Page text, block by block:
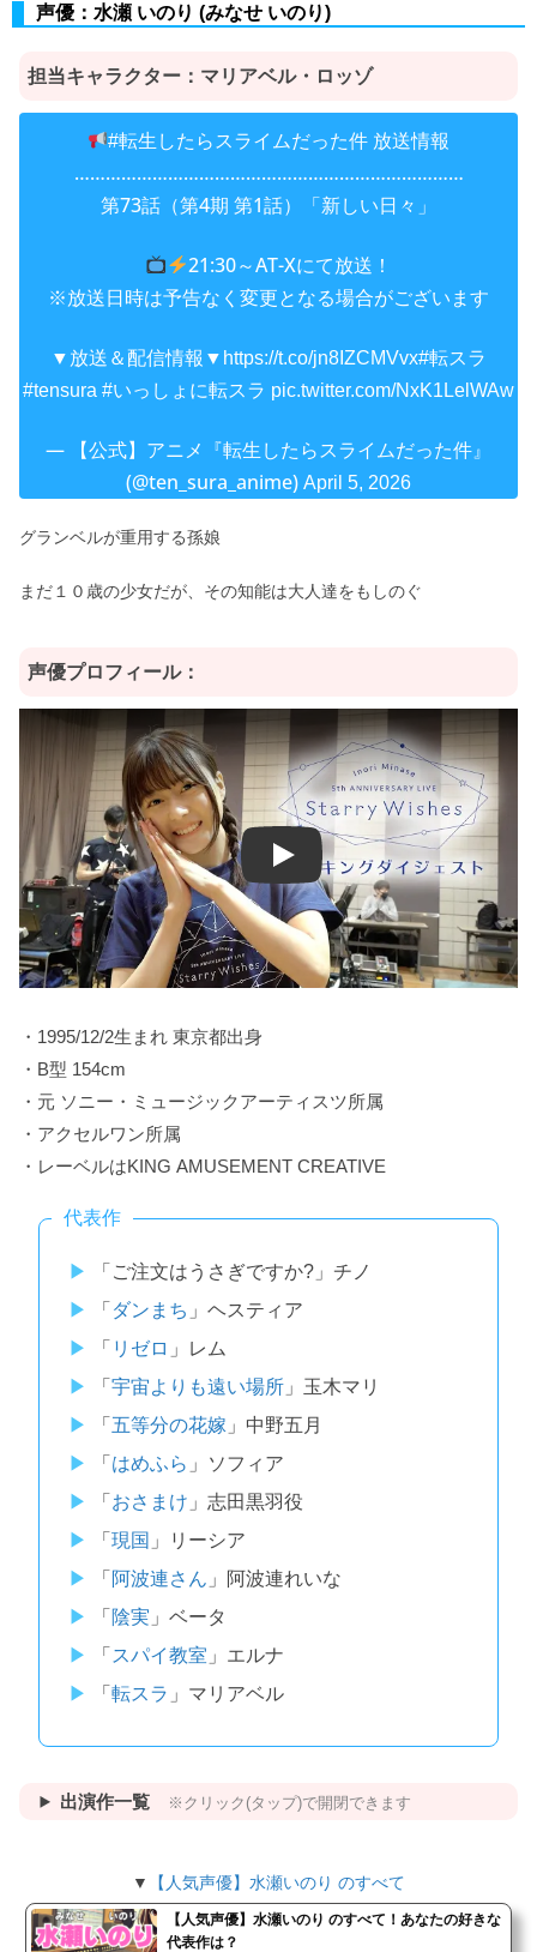
声優：水瀬 いのり (みなせ いのり)
担当キャラクター：マリアベル・ロッゾ
#転生したらスライムだった件 放送情報
…………………………………………………………………
第73話（第4期 第1話）「新しい日々」
21:30～AT-Xにて放送！
※放送日時は予告なく変更となる場合がございます
▼放送＆配信情報▼ https://t.co/jn8IZCMVvx#転スラ
#tensura #いっしょに転スラ pic.twitter.com/NxK1LelWAw
— 【公式】アニメ『転生したらスライムだった件』
(@ten_sura_anime) April 5, 2026
グランベルが重用する孫娘
まだ１０歳の少女だが、その知能は大人達をもしのぐ
声優プロフィール：
Play
・1995/12/2生まれ 東京都出身
・B型 154cm
・元 ソニー・ミュージックアーティスツ所属
・アクセルワン所属
・レーベルはKING AMUSEMENT CREATIVE
代表作
「ご注文はうさぎですか?」チノ
「 ダンまち 」ヘスティア
「 リゼロ 」レム
「 宇宙よりも遠い場所」玉木マリ
「 五等分の花嫁 」中野五月
「 はめふら 」ソフィア
「 おさまけ 」志田黒羽役
「 現国 」リーシア
「 阿波連さん 」阿波連れいな
「 陰実 」ベータ
「 スパイ教室 」エルナ
「 転スラ 」マリアベル
出演作一覧 ※クリック(タップ)で開閉できます
▼ 【人気声優】水瀬いのり のすべて
【人気声優】水瀬いのり のすべて！あなたの好きな
代表作は？